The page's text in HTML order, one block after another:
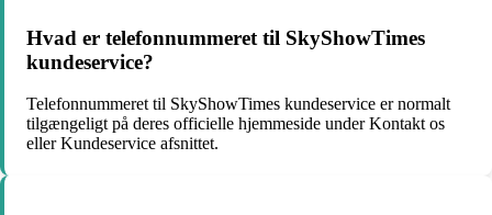
Hvad er telefonnummeret til SkyShowTimes
kundeservice?
Telefonnummeret til SkyShowTimes kundeservice er normalt
tilgængeligt på deres officielle hjemmeside under Kontakt os
eller Kundeservice afsnittet.